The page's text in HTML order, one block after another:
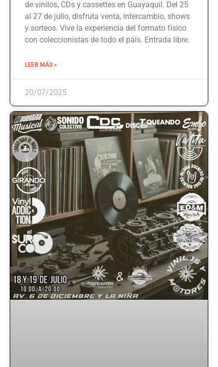
de vinilos, CDs y cassettes en Guayaquil. Del 25
al 27 de julio, disfruta venta, intercambio, shows
y sorteos. Vive la experiencia del formato físico
con coleccionistas de todo el país. Entrada libre.
LEER MÁS »
20/07/2025